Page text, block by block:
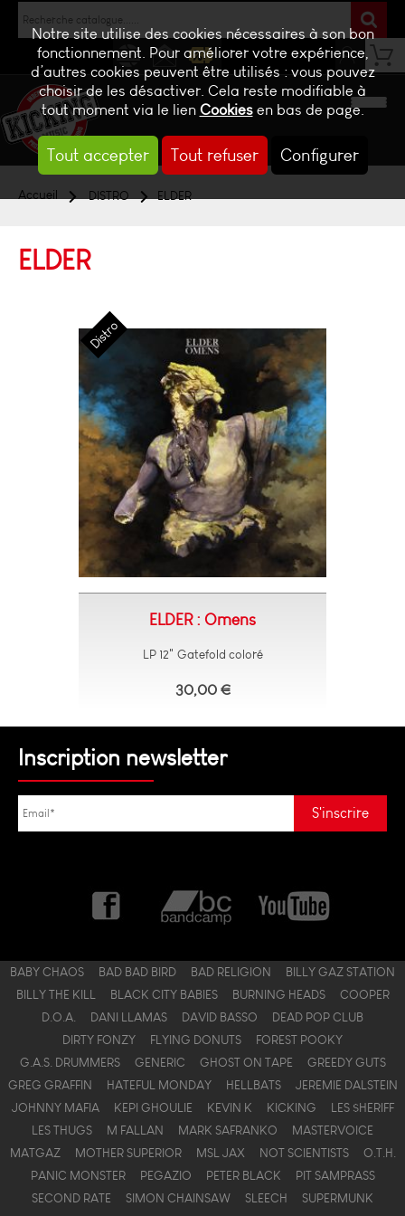
Notre site utilise des cookies nécessaires à son bon
fonctionnement. Pour améliorer votre expérience,
d’autres cookies peuvent être utilisés : vous pouvez
choisir de les désactiver. Cela reste modifiable à
tout moment via le lienCookiesen bas de page.
Tout accepter Tout refuser Configurer
NEWS CONTACTBILLETTERIE
Accueil DISTRO ELDER
ELDER
ELDER : Omens
LP 12" Gatefold coloré
30,00 €
Inscription newsletter
BABY CHAOS BAD BAD BIRD BAD RELIGION
BILLY GAZ STATION
BILLY THE KILL
BLACK CITY BABIES BURNING HEADS
COOPER
D.O.A.
DANI LLAMAS DAVID BASSO
DEAD POP CLUB
DIRTY FONZY
FLYING DONUTS
FOREST POOKY
G.A.S. DRUMMERS
GENERIC GHOST ON TAPE
GREEDY GUTS
GREG GRAFFIN
HATEFUL MONDAY HELLBATS
JEREMIE DALSTEIN
JOHNNY MAFIA
KEPI GHOULIE KEVIN K KICKING
LES $HERIFF
LES THUGS
M FALLAN MARK SAFRANKO
MASTERVOICE
MATGAZ
MOTHER SUPERIOR MSL JAX NOT SCIENTISTS
O.T.H.
PANIC MONSTER
PEGAZIO PETER BLACK
PIT SAMPRASS
SECOND RATE
SIMON CHAINSAW SLEECH
SUPERMUNK